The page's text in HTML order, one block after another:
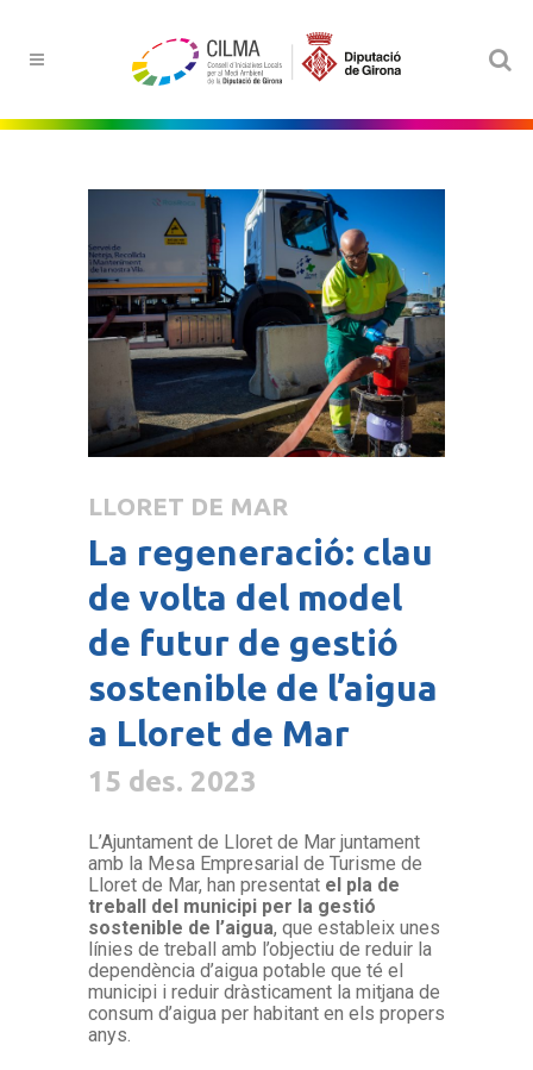
LLORET DE MAR
La regeneració: clau
de volta del model
de futur de gestió
sostenible de l’aigua
a Lloret de Mar
15 des. 2023
L’Ajuntament de Lloret de Mar juntament
amb la Mesa Empresarial de Turisme de
Lloret de Mar, han presentat el pla de
treball del municipi per la gestió
sostenible de l’aigua, que estableix unes
línies de treball amb l’objectiu de reduir la
dependència d’aigua potable que té el
municipi i reduir dràsticament la mitjana de
consum d’aigua per habitant en els propers
anys.